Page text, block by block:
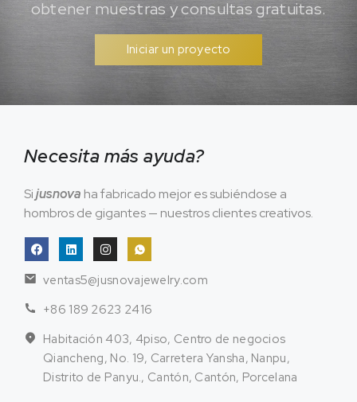
obtener muestras y consultas gratuitas.
Iniciar un proyecto
Necesita más ayuda?
Sijusnova ha fabricado mejor es subiéndose a
hombros de gigantes — nuestros clientes creativos.
ventas5@jusnovajewelry.com
+86 189 2623 2416
Habitación 403, 4piso, Centro de negocios
Qiancheng, No. 19, Carretera Yansha, Nanpu,
Distrito de Panyu., Cantón, Cantón, Porcelana